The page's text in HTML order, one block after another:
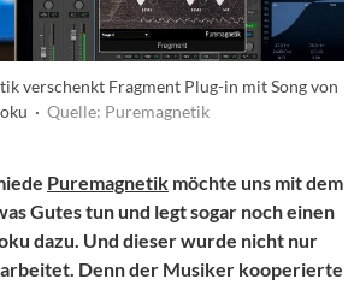
verschenkt Fragment Plug-in mit Song von
· Quelle: Puremagnetik
Puremagnetik möchte uns mit dem
Gutes tun und legt sogar noch einen
dazu. Und dieser wurde nicht nur
Denn der Musiker kooperierte